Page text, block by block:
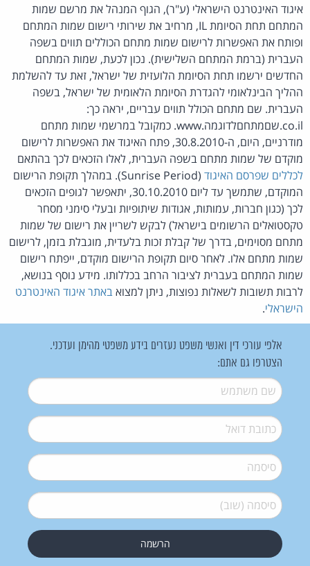
איגוד האינטרנט הישראלי (ע"ר), הגוף המנהל את מרשם שמות
המתחם תחת הסיומת IL, מרחיב את שירותי רישום שמות המתחם
ופותח את האפשרות לרישום שמות מתחם הכוללים תווים בשפה
העברית (ברמת המתחם השלישית). נכון לכעת, שמות המתחם
החדשים ירשמו תחת הסיומת הלועזית של ישראל, זאת עד להשלמת
ההליך הבינלאומי להגדרת הסיומת הלאומית של ישראל, בשפה
העברית. שם מתחם הכולל תווים עבריים, יראה כך:
co.il.שםמתחםלדוגמה.www. כמקובל במרשמי שמות מתחם
מודרניים, היום, ה-30.8.2010, פתח האיגוד את האפשרות לרישום
מוקדם של שמות מתחם בשפה העברית, לאלו הזכאים לכך בהתאם
לכללים שפרסם האיגוד
(Sunrise Period). במהלך תקופת הרישום
המוקדם, שתמשך עד ליום 30.10.2010, יתאפשר לגופים הזכאים
לכך (כגון חברות, עמותות, אגודות שיתופיות ובעלי סימני מסחר
טקסטואלים הרשומים בישראל) לבקש לשריין את רישום של שמות
מתחם מסוימים, בדרך של קבלת זכות בלעדית, מוגבלת בזמן, לרישום
שמות מתחם אלו. לאחר סיום תקופת הרישום מוקדם, ייפתח רישום
שמות המתחם בעברית לציבור הרחב בכללותו. מידע נוסף בנושא,
לרבות תשובות לשאלות נפוצות, ניתן למצואבאתר איגוד האינטרנט
הישראלי.
אלפי עורכי דין ואנשי משפט נעזרים בידע משפטי מהימן ועדכני.
הצטרפו גם אתם:
שם משתמש*
דואל*
סיסמה*
סיסמה (שוב)*